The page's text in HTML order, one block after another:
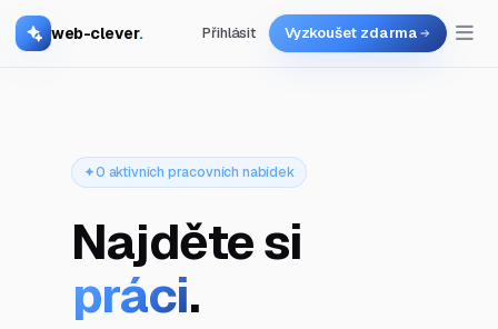
web-clever. Přihlásit Vyzkoušet zdarma
0 aktivních pracovních nabídek
Najděte si
práci.